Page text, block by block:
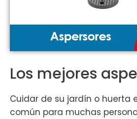
Los mejores
Cuidar de su jardín o huerta
común para muchas